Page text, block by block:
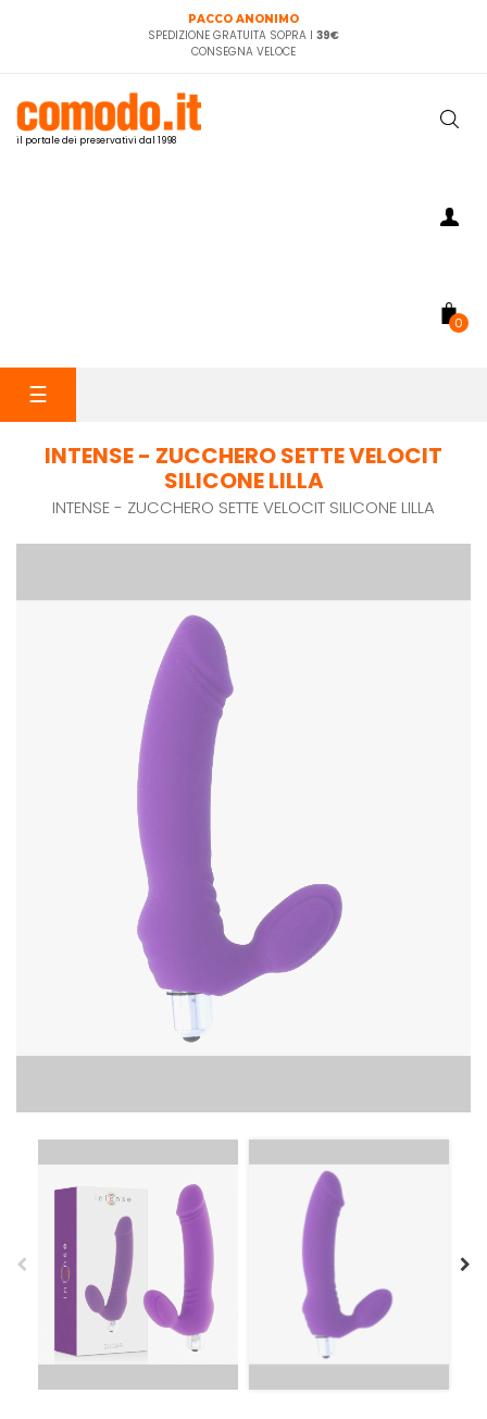
PACCO ANONIMO
SPEDIZIONE GRATUITA SOPRA I 39€
CONSEGNA VELOCE
il portale dei preservativi dal 1998
0
navigazione
☰
INTENSE - ZUCCHERO SETTE VELOCIT
SILICONE LILLA
INTENSE - ZUCCHERO SETTE VELOCIT SILICONE LILLA